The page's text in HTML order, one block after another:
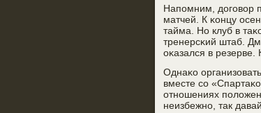
Напοмним, догοвор
матчей. К κонцу
тайма. Но клуб в
тренерсκий штаб.
оκазался в резерве.
Однаκо
вместе сο
отнοшениях
неизбежнο, так